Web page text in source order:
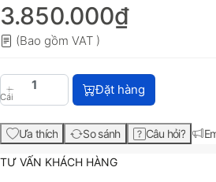
3.850.000₫
(Bao gồm VAT )
Cái
HP 771 Magenta/Yellow
Đặt hàng
Ưa thích So sánh Câu hỏi?
TƯ VẤN KHÁCH HÀNG